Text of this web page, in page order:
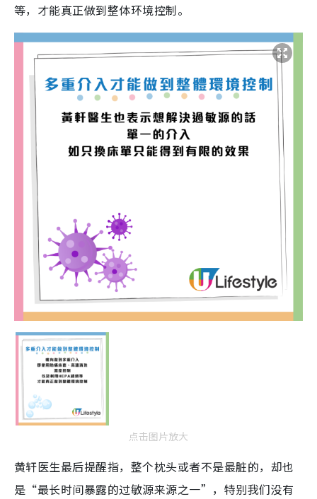
等，才能真正做到整体环境控制。
点击图片放大
黄轩医生最后提醒指，整个枕头或者不是最脏的，却也
是“最长时间暴露的过敏源来源之一”，特别我们没有